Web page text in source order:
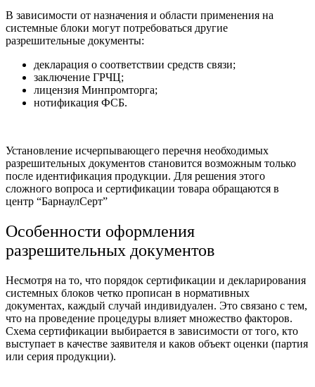
В зависимости от назначения и области применения на
системные блоки могут потребоваться другие
разрешительные документы:
декларация о соответствии средств связи;
заключение ГРЧЦ;
лицензия Минпромторга;
нотификация ФСБ.
Установление исчерпывающего перечня необходимых
разрешительных документов становится возможным только
после идентификация продукции. Для решения этого
сложного вопроса и сертификации товара обращаются в
центр “БарнаулСерт”
Особенности оформления
разрешительных документов
Несмотря на то, что порядок сертификации и декларирования
системных блоков четко прописан в нормативных
документах, каждый случай индивидуален. Это связано с тем,
что на проведение процедуры влияет множество факторов.
Схема сертификации выбирается в зависимости от того, кто
выступает в качестве заявителя и каков объект оценки (партия
или серия продукции).